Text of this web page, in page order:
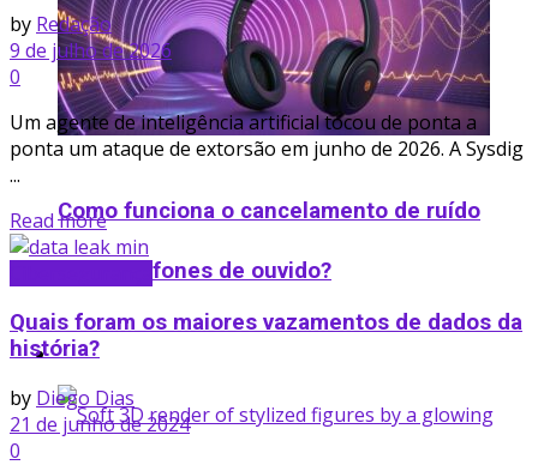
Como funciona o cancelamento de ruído
ativo em fones de ouvido​?
Startup
by Redação
9 de julho de 2026
0
Um agente de inteligência artificial tocou de ponta a
ponta um ataque de extorsão em junho de 2026. A Sysdig
...
Read more
Quais foram os maiores vazamentos de dados da
história?
by Diego Dias
21 de junho de 2024
0